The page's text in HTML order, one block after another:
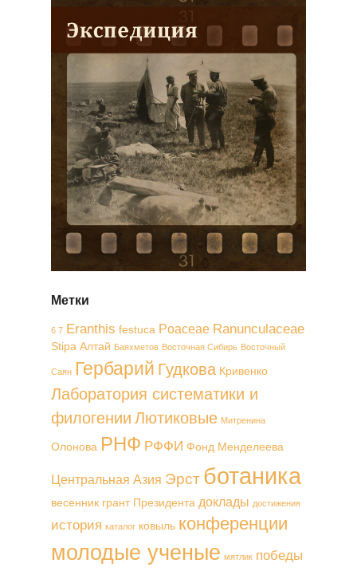
Метки
6 7 Eranthis festuca Poaceae Ranunculaceae
Stipa Алтай Баяхметов Восточная Сибирь Восточный
Саян Гербарий Гудкова Кривенко
Лаборатория систематики и
филогении Лютиковые Митренина
Олонова РНФ РФФИ Фонд Менделеева
Центральная Азия Эрст ботаника
весенник грант Президента доклады достижения
история каталог ковыль конференции
молодые ученые мятлик победы